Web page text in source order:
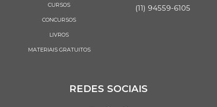
CURSOS
CONCURSOS
LIVROS
MATERIAIS GRATUITOS
(11) 94559-6105
REDES SOCIAIS